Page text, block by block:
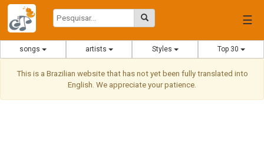
☰
songs artists Styles Top 30
This is a Brazilian website that has not yet been fully translated into
English. We appreciate your patience.